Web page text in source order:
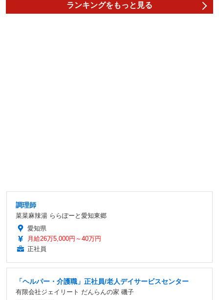
ランキングをもっと見る
調理師
菜菜麻辣湯 ららぽーと愛知東郷
愛知県
月給26万5,000円～40万円
正社員
「ヘルパー・介護職」正社員/老人デイサービスセンター
有限会社ジェイリート だんらんの家 磯子